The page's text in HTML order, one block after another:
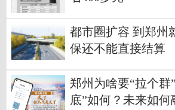
都市圈扩容 到郑州
保还不能直接结算
郑州为啥要“拉个群
底”如何？未来如何